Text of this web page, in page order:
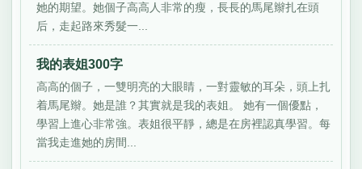
她的期望。她個子高高人非常的瘦，長長的馬尾辮扎在頭
后，走起路來秀髮一...
我的表姐300字
高高的個子，一雙明亮的大眼睛，一對靈敏的耳朵，頭上扎
着馬尾辮。她是誰？其實就是我的表姐。 她有一個優點，
學習上進心非常強。表姐很平靜，總是在房裡認真學習。每
當我走進她的房間...